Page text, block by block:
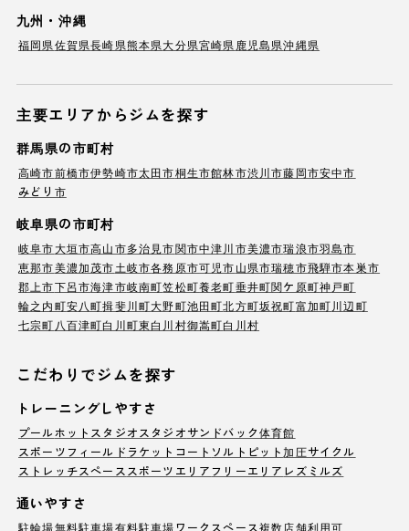
九州・沖縄
福岡県佐賀県長崎県熊本県大分県宮崎県 鹿児島県沖縄県
主要エリアからジムを探す
群馬県の市町村
高崎市前橋市伊勢崎市太田市桐生市館林市渋川市藤岡市安中市
みどり市
岐阜県の市町村
岐阜市大垣市高山市多治見市関市中津川市美濃市瑞浪市羽島市
恵那市美濃加茂市土岐市各務原市可児市山県市瑞穂市飛騨市本巣市
郡上市下呂市海津市岐南町笠松町養老町垂井町関ケ原町神戸町
輪之内町安八町揖斐川町大野町池田町北方町坂祝町富加町川辺町
七宗町 八百津町白川町東白川村御嵩町白川村
こだわりでジムを探す
トレーニングしやすさ
プールホットスタジオ スタジオサンドバック体育館
スポーツフィールド ラケットコート ソルトピット加圧サイクル
ストレッチスペース スポーツエリア フリーエリア レズミルズ
通いやすさ
駐輪場無料駐車場有料駐車場ワークスペース複数店舗利用可